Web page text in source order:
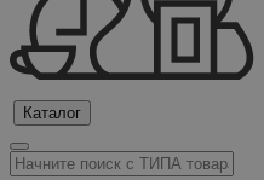
Каталог